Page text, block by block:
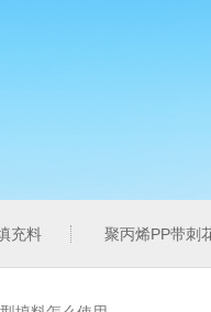
充料 聚丙烯PP带刺